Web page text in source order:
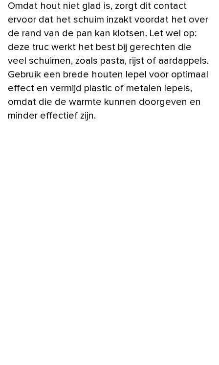
Omdat hout niet glad is, zorgt dit contact
ervoor dat het schuim inzakt voordat het over
de rand van de pan kan klotsen. Let wel op:
deze truc werkt het best bij gerechten die
veel schuimen, zoals pasta, rijst of aardappels.
Gebruik een brede houten lepel voor optimaal
effect en vermijd plastic of metalen lepels,
omdat die de warmte kunnen doorgeven en
minder effectief zijn.